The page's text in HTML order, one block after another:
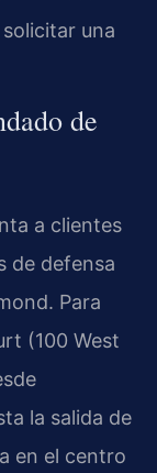
una
de
a clientes
de defensa
Para
(100 West
la salida de
en el centro